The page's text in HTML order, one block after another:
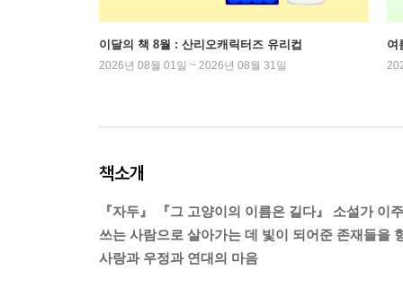
이달의 책 8월 : 산리오캐릭터즈 유리컵
2026년 08월 01일 ~ 2026년 08월 31일
여
책소개
『자두』 『그 고양이의 이름은 길다』 소설가 이
쓰는 사람으로 살아가는 데 빛이 되어준 존재들을
사랑과 우정과 연대의 마음